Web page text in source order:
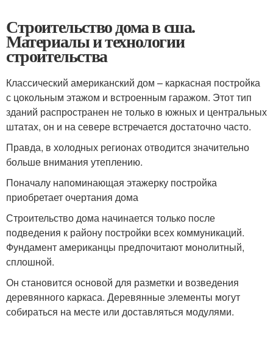
Строительство дома в сша.
Материалы и технологии
строительства
Классический американский дом – каркасная постройка
с цокольным этажом и встроенным гаражом. Этот тип
зданий распространен не только в южных и центральных
штатах, он и на севере встречается достаточно часто.
Правда, в холодных регионах отводится значительно
больше внимания утеплению.
Поначалу напоминающая этажерку постройка
приобретает очертания дома
Строительство дома начинается только после
подведения к району постройки всех коммуникаций.
Фундамент американцы предпочитают монолитный,
сплошной.
Он становится основой для разметки и возведения
деревянного каркаса. Деревянные элементы могут
собираться на месте или доставляться модулями.